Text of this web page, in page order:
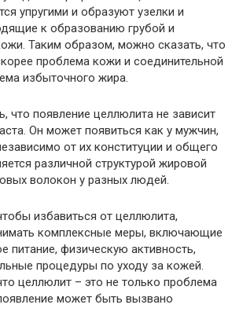
упругими и образуют узелки и
к образованию грубой и
Таким образом, можно сказать, что
проблема кожи и соединительной
избыточного жира.
что появление целлюлита не зависит
Он может появиться как у мужчин,
от их конституции и общего
различной структурой жировой
волокон у разных людей.
избавиться от целлюлита,
комплексные меры, включающие
питание, физическую активность,
процедуры по уходу за кожей.
целлюлит – это не только проблема
может быть вызвано